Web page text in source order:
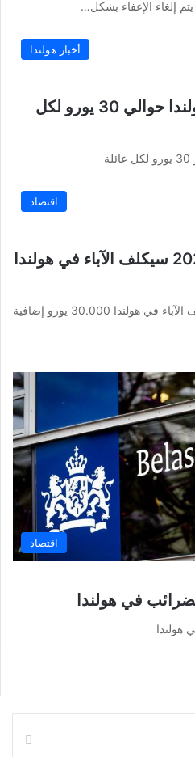
إلغاء الإعفاء بشكل…
أخبار هولندا
رفع رسوم المياه في هولندا حوالي 30 يورو لكل
اقتصاد
إنجاب طفل بعد عام 2024 سيكلف الآباء في هولندا
اقتصاد
في هولندا
هولندا